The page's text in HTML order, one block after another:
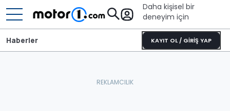
Daha kişisel bir
deneyim için
KAYIT OL / GİRİŞ YAP
Haberler